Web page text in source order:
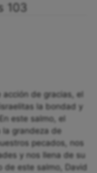
103
acción de gracias, el
la bondad y
este salmo, el
la grandeza de
pecados, nos
y nos llena de su
de este salmo, David